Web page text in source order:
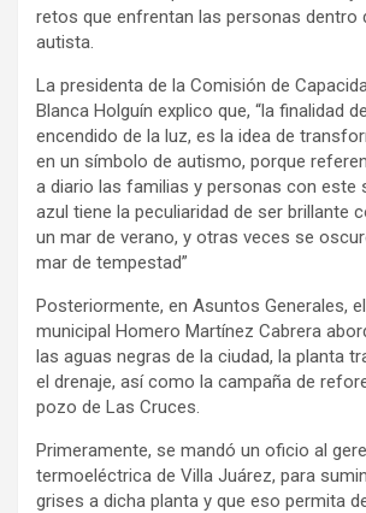
retos que enfrentan las personas dentro
autista.
La presidenta de la Comisión de
Blanca Holguín explico que, “la finalidad
encendido de la luz, es la idea de
en un símbolo de autismo, porque
a diario las familias y personas con este
azul tiene la peculiaridad de ser brillante
un mar de verano, y otras veces se
mar de tempestad”
Posteriormente, en Asuntos Generales,
municipal Homero Martínez Cabrera
las aguas negras de la ciudad, la planta
el drenaje, así como la campaña de
pozo de Las Cruces.
Primeramente, se mandó un oficio al
termoeléctrica de Villa Juárez, para
grises a dicha planta y que eso permita